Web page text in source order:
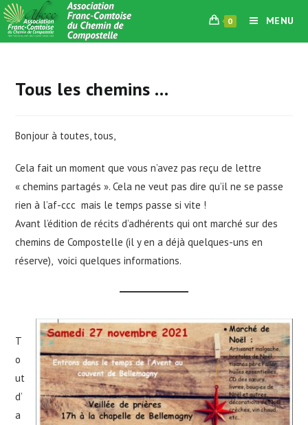
Skip
to
content
0 MENU
Tous les chemins …
Bonjour à toutes, tous,
Cela fait un moment que vous n’avez pas reçu de lettre
« chemins partagés ». Cela ne veut pas dire qu’il ne se passe
rien à l’af-ccc mais le temps passe si vite !
Avant l’édition de récits d’adhérents qui ont marché sur des
chemins de Compostelle (il y en a déjà quelques-uns en
réserve), voici quelques informations.
T
o
ut
d’
a